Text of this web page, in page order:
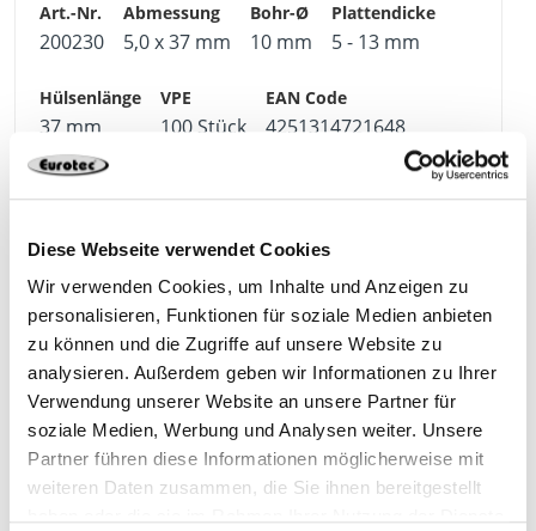
Diese Webseite verwendet Cookies
Wir verwenden Cookies, um Inhalte und Anzeigen zu
personalisieren, Funktionen für soziale Medien anbieten
zu können und die Zugriffe auf unsere Website zu
analysieren. Außerdem geben wir Informationen zu Ihrer
Verwendung unserer Website an unsere Partner für
soziale Medien, Werbung und Analysen weiter. Unsere
Partner führen diese Informationen möglicherweise mit
weiteren Daten zusammen, die Sie ihnen bereitgestellt
200230 5,0 x 37 mm 10 mm 5 - 13 mm
37 mm 100 Stück 4251314721648
200231 5,0 x 52 mm 10 mm
53 mm 100 Stück 4251314721655
200232 5,0 x 65 mm 10 mm 18 - 32 mm